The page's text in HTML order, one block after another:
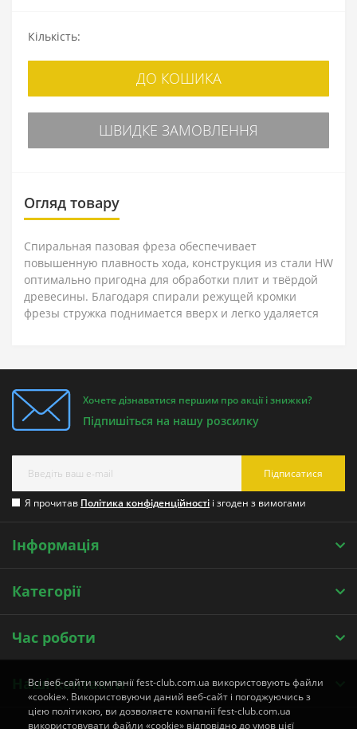
Кількість:
ДО КОШИКА
ШВИДКЕ ЗАМОВЛЕННЯ
Огляд товару
Спиральная пазовая фреза обеспечивает
повышенную плавность хода, конструкция из стали HW
оптимально пригодна для обработки плит и твёрдой
древесины. Благодаря спирали режущей кромки
фрезы стружка поднимается вверх и легко удаляется
Хочете дізнаватися першим про акції і знижки?
Підпишіться на нашу розсилку
Підписатися
Я прочитав Політика конфіденційності і згоден з вимогами
Інформація
Категорії
Час роботи
Наші контакти
Всі веб-сайти компанії fest-club.com.ua використовують файли
«cookie». Використовуючи даний веб-сайт і погоджуючись з
цією політикою, ви дозволяєте компанії fest-club.com.ua
використовувати файли «cookie» відповідно до умов цієї